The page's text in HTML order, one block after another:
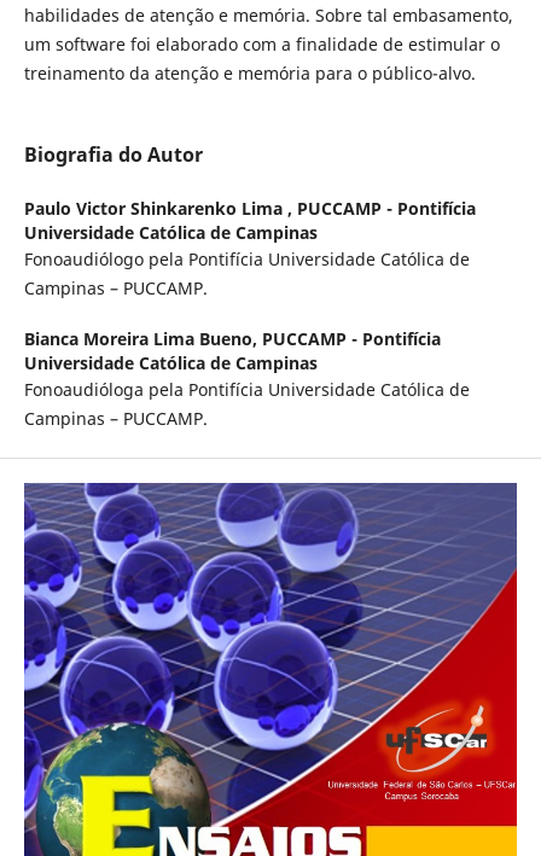
habilidades de atenção e memória. Sobre tal embasamento,
um software foi elaborado com a finalidade de estimular o
treinamento da atenção e memória para o público-alvo.
Biografia do Autor
Paulo Victor Shinkarenko Lima , PUCCAMP - Pontifícia
Universidade Católica de Campinas
Fonoaudiólogo pela Pontifícia Universidade Católica de
Campinas – PUCCAMP.
Bianca Moreira Lima Bueno, PUCCAMP - Pontifícia
Universidade Católica de Campinas
Fonoaudióloga pela Pontifícia Universidade Católica de
Campinas – PUCCAMP.